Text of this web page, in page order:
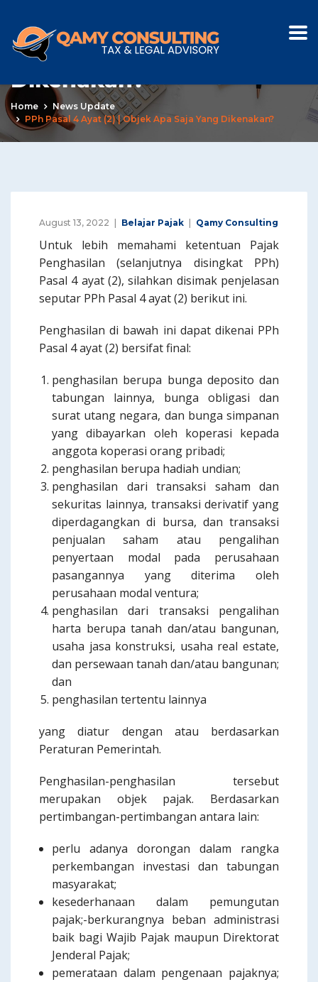
PPh Pasal 4 ayat (2) |
Objek Apa Saja Yang
Dikenakan?
Home
News Update
PPh Pasal 4 Ayat (2) | Objek Apa Saja Yang Dikenakan?
August 13, 2022 Belajar Pajak Qamy Consulting
Untuk lebih memahami ketentuan Pajak
Penghasilan (selanjutnya disingkat PPh)
Pasal 4 ayat (2), silahkan disimak penjelasan
seputar PPh Pasal 4 ayat (2) berikut ini.
Penghasilan di bawah ini dapat dikenai PPh
Pasal 4 ayat (2) bersifat final:
penghasilan berupa bunga deposito dan
tabungan lainnya, bunga obligasi dan
surat utang negara, dan bunga simpanan
yang dibayarkan oleh koperasi kepada
anggota koperasi orang pribadi;
penghasilan berupa hadiah undian;
penghasilan dari transaksi saham dan
sekuritas lainnya, transaksi derivatif yang
diperdagangkan di bursa, dan transaksi
penjualan saham atau pengalihan
penyertaan modal pada perusahaan
pasangannya yang diterima oleh
perusahaan modal ventura;
penghasilan dari transaksi pengalihan
harta berupa tanah dan/atau bangunan,
usaha jasa konstruksi, usaha real estate,
dan persewaan tanah dan/atau bangunan;
dan
penghasilan tertentu lainnya
yang diatur dengan atau berdasarkan
Peraturan Pemerintah.
Penghasilan-penghasilan tersebut
merupakan objek pajak. Berdasarkan
pertimbangan-pertimbangan antara lain:
perlu adanya dorongan dalam rangka
perkembangan investasi dan tabungan
masyarakat;
kesederhanaan dalam pemungutan
pajak;-berkurangnya beban administrasi
baik bagi Wajib Pajak maupun Direktorat
Jenderal Pajak;
pemerataan dalam pengenaan pajaknya;